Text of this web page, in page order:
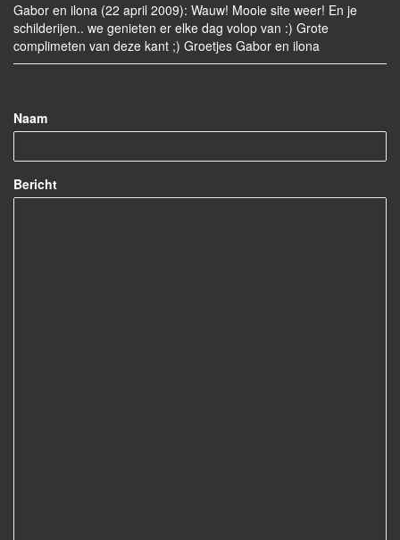
Gabor en ilona (22 april 2009): Wauw! Mooie site weer! En je
schilderijen.. we genieten er elke dag volop van :) Grote
complimeten van deze kant ;) Groetjes Gabor en ilona
Naam
Bericht